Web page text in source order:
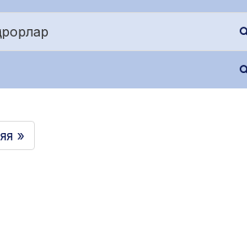
»